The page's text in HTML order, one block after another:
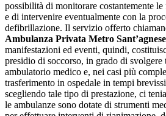
possibilità di monitorare costantemente
e di intervenire eventualmente con la
defibrillazione. Il servizio offerto
Ambulanza Privata Metro
manifestazioni ed eventi, quindi,
presidio di soccorso, in grado di
ambulatorio medico e, nei casi più
trasferimento in ospedale in tempi
scegliendo tale tipo di prestazione, ci
le ambulanze sono dotate di strumenti